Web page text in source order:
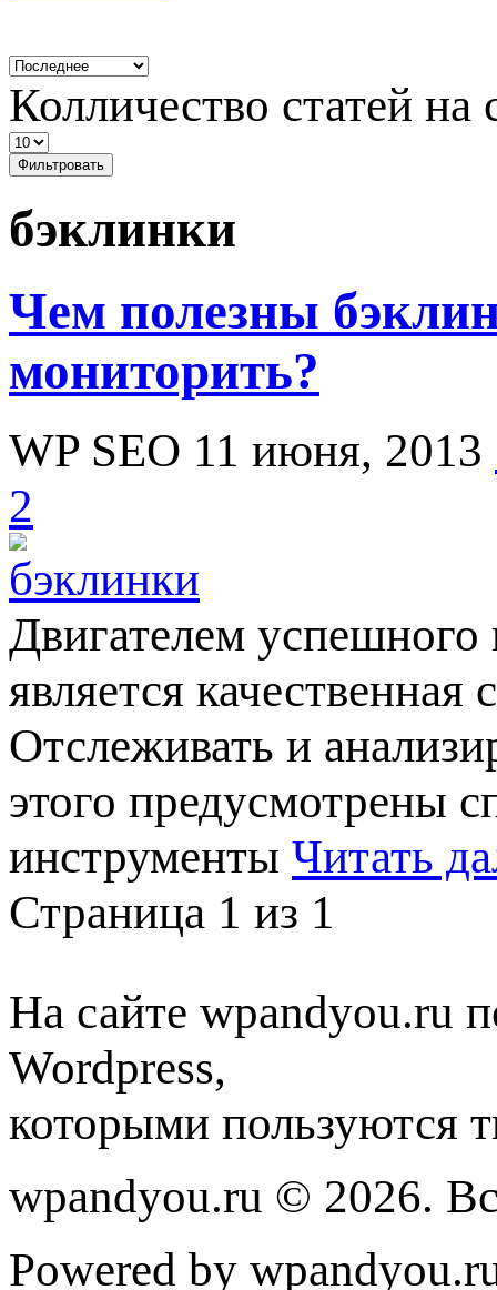
Колличество статей на
Фильтровать
бэклинки
Чем полезны
мониторить?
WP SEO 11 июня, 2013
2
Двигателем успешного
является
Отслеживать и
этого предусмотрены
инструменты Читать
Страница 1 из 1
На сайте wpandyou.ru
Wordpress,
которыми пользуются
wpandyou.ru © 2026.
Powered by